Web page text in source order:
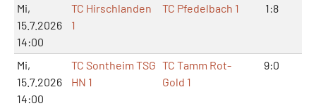
Mi,
15.7.2026
14:00
TC Hirschlanden
1
TC Pfedelbach 1 1:8
Mi,
15.7.2026
14:00
TC Sontheim TSG
HN 1
TC Tamm Rot-
Gold 1
9:0